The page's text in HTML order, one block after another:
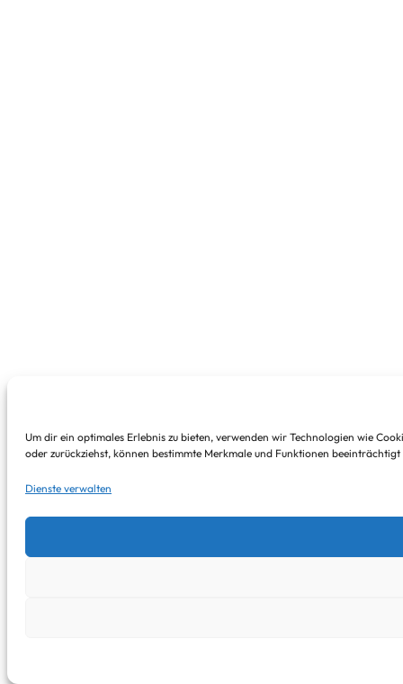
Um dir ein optimales Erlebnis zu bieten, verwenden wir Technologien wie
oder zurückziehst, können bestimmte Merkmale und Funktionen
Dienste verwalten